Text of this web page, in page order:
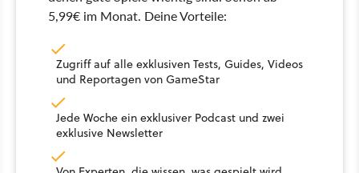
5,99€ im Monat. Deine Vorteile:
Zugriff auf alle exklusiven Tests, Guides, Videos
und Reportagen von GameStar
Jede Woche ein exklusiver Podcast und zwei
exklusive Newsletter